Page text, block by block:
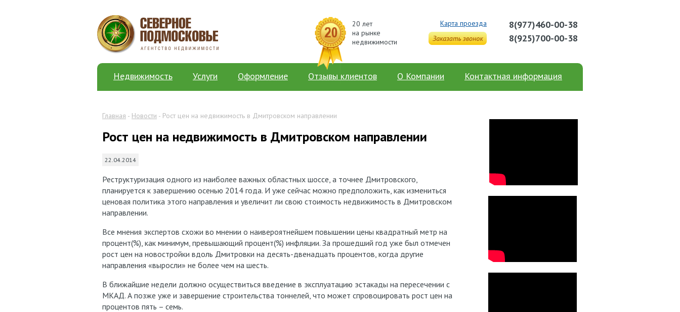
20 лет
на рынке
недвижимости
Карта проезда
8(977)460-00-38
8(925)700-00-38
Недвижимость Услуги Оформление Отзывы клиентов О Компании Контактная информация
Главная - Новости - Рост цен на недвижимость в Дмитровском направлении
Рост цен на недвижимость в Дмитровском направлении
22.04.2014
Реструктуризация одного из наиболее важных областных шоссе, а точнее Дмитровского,
планируется к завершению осенью 2014 года. И уже сейчас можно предположить, как измениться
ценовая политика этого направления и увеличит ли свою стоимость недвижимость в Дмитровском
направлении.
Все мнения экспертов схожи во мнении о наивероятнейшем повышении цены квадратный метр на
процент(%), как минимум, превышающий процент(%) инфляции. За прошедший год уже был отмечен
рост цен на новостройки вдоль Дмитровки на десять-двенадцать процентов, когда другие
направления «выросли» не более чем на шесть.
В ближайшие недели должно осуществиться введение в эксплуатацию эстакады на пересечении с
МКАД. А позже уже и завершение строительства тоннелей, что может спровоцировать рост цен на
процентов пять – семь.